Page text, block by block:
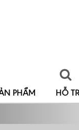
PHẨM HỖ